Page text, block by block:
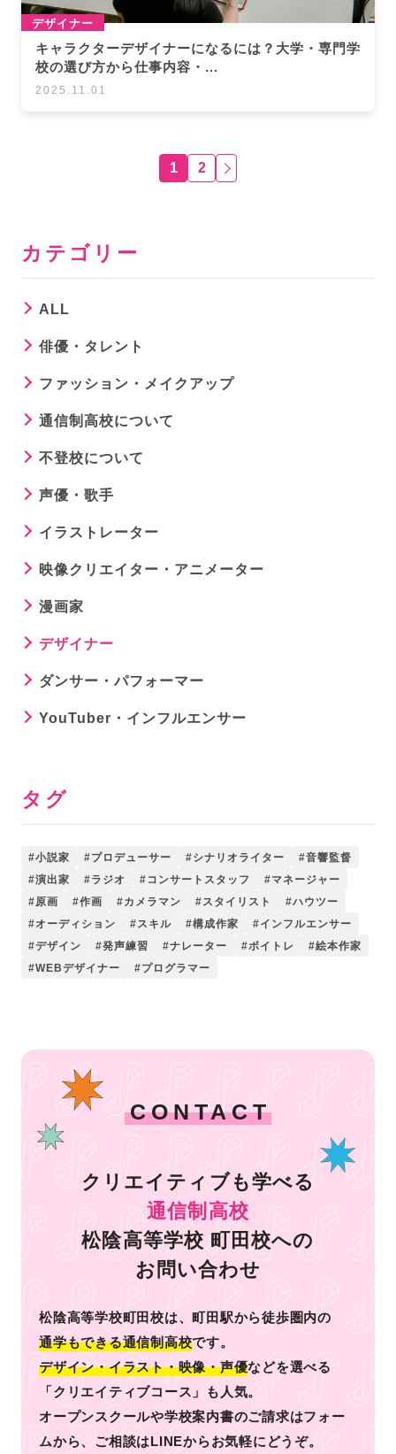
デザイナー
キャラクターデザイナーになるには？大学・専門学
校の選び方から仕事内容・...
2025.11.01
1 2
カテゴリー
ALL
俳優・タレント
ファッション・メイクアップ
通信制高校について
不登校について
声優・歌手
イラストレーター
映像クリエイター・アニメーター
漫画家
デザイナー
ダンサー・パフォーマー
YouTuber・インフルエンサー
タグ
小説家 プロデューサー シナリオライター
音響監督
演出家
ラジオ コンサートスタッフ
マネージャー
原画
作画 カメラマン スタイリスト
ハウツー
オーディション
スキル 構成作家
インフルエンサー
デザイン
発声練習 ナレーター ボイトレ
絵本作家
WEBデザイナー
プログラマー
CONTACT
クリエイティブも学べる
通信制高校
松陰高等学校 町田校への
お問い合わせ
松陰高等学校町田校は、町田駅から徒歩圏内の
通学もできる通信制高校です。
デザイン・イラスト・映像・声優などを選べる
「クリエイティブコース」も人気。
オープンスクールや学校案内書のご請求はフォー
ムから、ご相談はLINEからお気軽にどうぞ。